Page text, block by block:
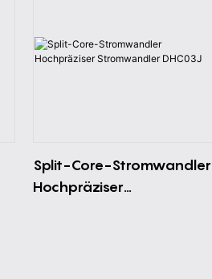
Split-Core-Stromwandler
Hochpräziser